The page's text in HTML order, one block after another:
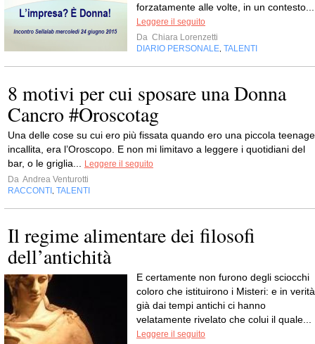
forzatamente alle volte, in un contesto...
Leggere il seguito
Da Chiara Lorenzetti
DIARIO PERSONALE, TALENTI
8 motivi per cui sposare una Donna
Cancro #Oroscotag
Una delle cose su cui ero più fissata quando ero una piccola
incallita, era l’Oroscopo. E non mi limitavo a leggere i quotidiani del
bar, o le griglia... Leggere il seguito
Da Andrea Venturotti
RACCONTI , TALENTI
Il regime alimentare dei filosofi
dell’antichità
E certamente non furono degli sciocchi
coloro che istituirono i Misteri: e in verità
già dai tempi antichi ci hanno
velatamente rivelato che colui il quale...
Leggere il seguito